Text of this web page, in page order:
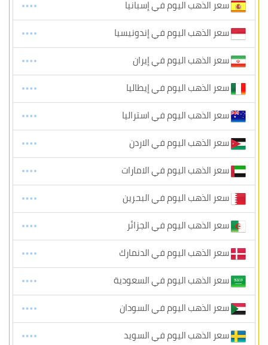
سعر الذهب اليوم في إسبانيا
سعر الذهب اليوم في إندونيسيا
سعر الذهب اليوم في إيران
سعر الذهب اليوم في إيطاليا
سعر الذهب اليوم في استراليا
سعر الذهب اليوم في الاردن
سعر الذهب اليوم في الامارات
سعر الذهب اليوم في البحرين
سعر الذهب اليوم في الجزائر
سعر الذهب اليوم في الدنمارك
سعر الذهب اليوم في السعودية
سعر الذهب اليوم في السودان
سعر الذهب اليوم في السويد